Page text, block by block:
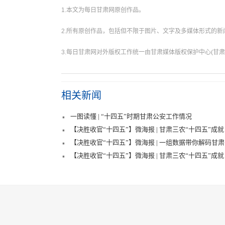
1.本文为每日甘肃网原创作品。
2.所有原创作品，包括但不限于图片、文字及多媒体形式的
3.每日甘肃网对外版权工作统一由甘肃媒体版权保护中心(甘
相关新闻
一图读懂 | “十四五”时期甘肃公安工作情况
【决胜收官“十四五”】微海报 | 甘肃三农“十四五”成就
【决胜收官“十四五”】微海报 | 一组数据带你解码甘
【决胜收官“十四五”】微海报 | 甘肃三农“十四五”成就